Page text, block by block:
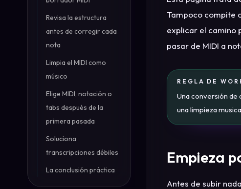
Revisa la estructura
antes de corregir cada
nota
Limpia el MIDI como
músico
Elige MIDI, notación o
tabs después de la
primera pasada
Soluciona
transcripciones débiles
La conclusión práctica
Tampoco compite
explicar el camino
pasar de MIDI a
REGLA DE
Una conversión de
una limpieza
Empieza
Antes de subir